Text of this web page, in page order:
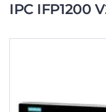
IPC IFP1200